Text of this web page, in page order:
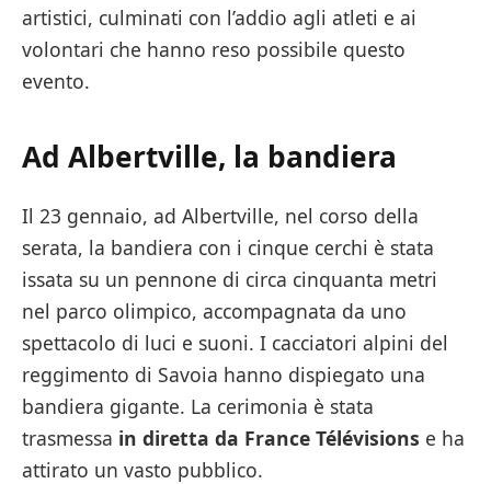
artistici, culminati con l’addio agli atleti e ai
volontari che hanno reso possibile questo
evento.
Ad Albertville, la bandiera
Il 23 gennaio, ad Albertville, nel corso della
serata, la bandiera con i cinque cerchi è stata
issata su un pennone di circa cinquanta metri
nel parco olimpico, accompagnata da uno
spettacolo di luci e suoni. I cacciatori alpini del
reggimento di Savoia hanno dispiegato una
bandiera gigante. La cerimonia è stata
trasmessa in diretta da France Télévisions e ha
attirato un vasto pubblico.